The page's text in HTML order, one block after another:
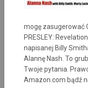
mogę zasugerować
PRESLEY:
napisanej Billy
Alannę Nash. To
Twoje pytania.
Amazon.com bądź